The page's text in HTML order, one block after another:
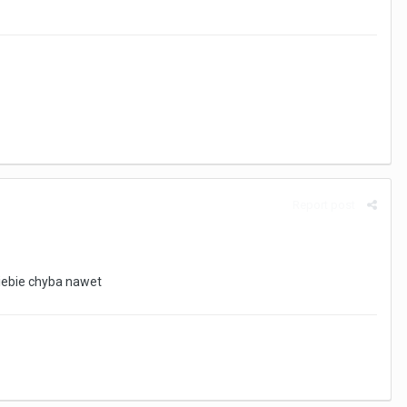
chyba nawet